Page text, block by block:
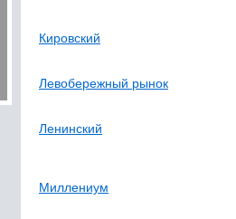
Кировский
Левобережный рынок
Ленинский
Миллениум